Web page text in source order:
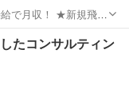
もらえる環境♪ (雇
の訪問営業をお任せ
たコンサルティン